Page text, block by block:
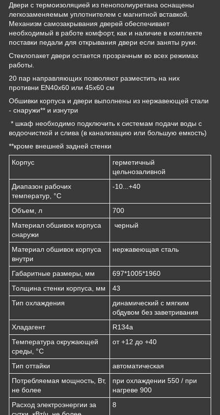
Двери с термоизоляцией из пенополиуретана оснащены
легкозаменяемым уплотнителем с магнитной вставкой.
Механизм самозакрывания дверей обеспечивает
необходимый в работе комфорт, как и наличие в комплекте
поставки педали для открывания двери если заняты руки.
Стеклопакет двери остается прозрачным во всех режимах
работы.
20 пар направляющих позволяют разместить на них
противни EN40x60 или 45х60 см
Обшивки корпуса и двери выполнены из нержавеющей стали
- снаружи** и изнутри
* шкаф необходимо подключить к системам подачи воды с
водоочисткой и слива (в канализацию или большую емкость)
**кроме внешней задней стенки
Корпус
герметичный
цельнозаливной
Диапазон рабочих
температур, °C
-10...+40
Объем, л
700
Материал обшивок корпуса
снаружи
черный
Материал обшивок корпуса
внутри
нержавеющая сталь
Габаритные размеры, мм
697*1005*1960
Толщина стенки корпуса, мм
43
Тип охлаждения
динамический с мягким
обдувом без заветривания
Хладагент
R134a
Температура окружающей
среды, °С
от +12 до +40
Тип оттайки
автоматическая
Потребляемая мощность, Вт,
не более
при охлаждении 550 / при
нагреве 900
Расход электроэнергии за
8